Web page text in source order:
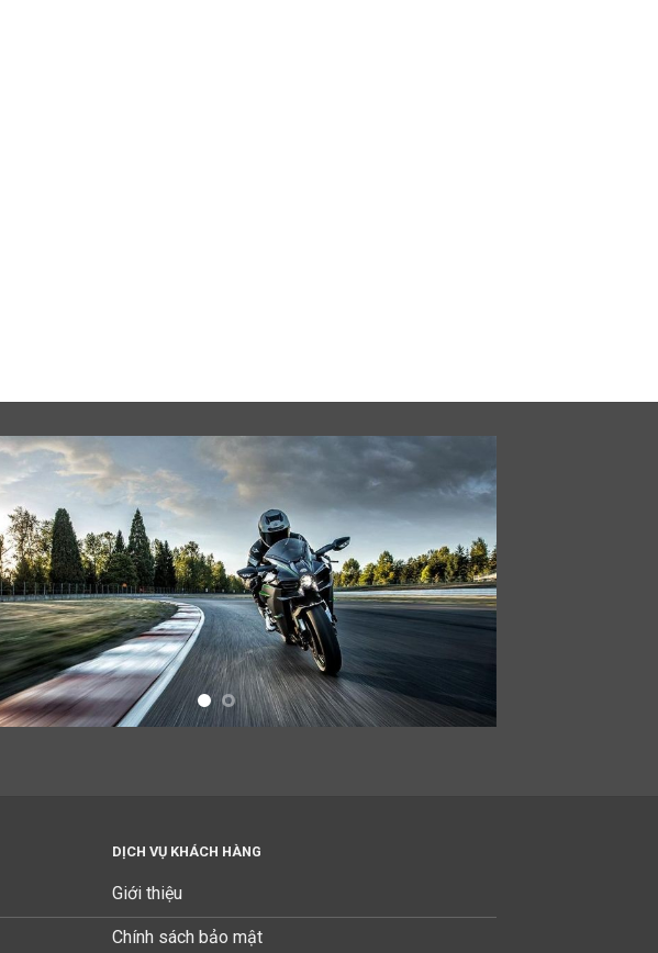
DỊCH VỤ KHÁCH HÀNG
Giới thiệu
Chính sách bảo mật